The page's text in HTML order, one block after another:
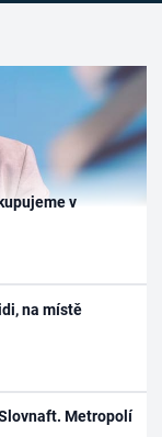
v
na místě
Metropolí